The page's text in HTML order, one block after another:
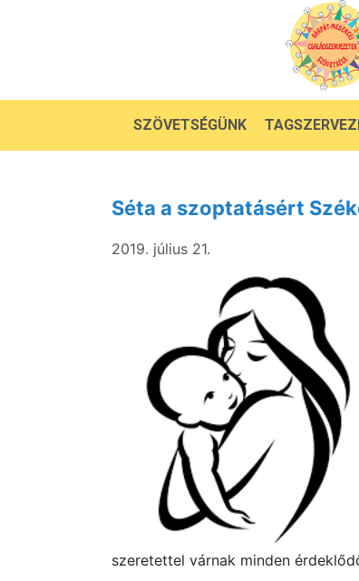
SZÖVETSÉGÜNK
Séta a szoptatásért
2019. július 21.
szeretettel várnak minden